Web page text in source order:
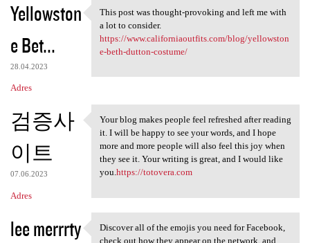
Yellowston
e Bet...
28.04.2023
Adres
This post was thought
This post was thought-provoking and left me with
a lot to consider.
https://www.californiaoutfits.com/blog/yellowston
e-beth-dutton-costume/
검증사
이트
07.06.2023
Adres
Your blog makes people feel
Your blog makes people feel refreshed after reading
it. I will be happy to see your words, and I hope
more and more people will also feel this joy when
they see it. Your writing is great, and I would like
you.https://totovera.com
lee merrrty Discover all of the emojis
Discover all of the emojis you need for Facebook,
check out how they appear on the network, and